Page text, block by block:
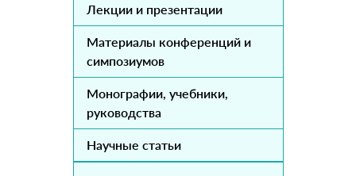
Лекции и презентации
Материалы конференций и
симпозиумов
Монографии, учебники,
руководства
Научные статьи